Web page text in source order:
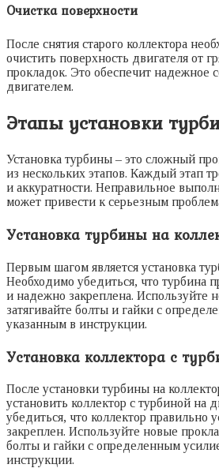
Очистка поверхности
После снятия старого коллектора
очистить поверхность двигателя от
прокладок. Это обеспечит надежное
двигателем.
Этапы установки
Установка турбины – это сложный
из нескольких этапов. Каждый этап
и аккуратности. Неправильное
может привести к серьезным
Установка турбины на
Первым шагом является установка
Необходимо убедиться, что турбина
и надежно закреплена. Используйте
затягивайте болты и гайки с
указанным в инструкции.
Установка коллектора с
После установки турбины на
установить коллектор с турбиной на
убедиться, что коллектор правильно
закреплен. Используйте новые
болты и гайки с определенным
инструкции.